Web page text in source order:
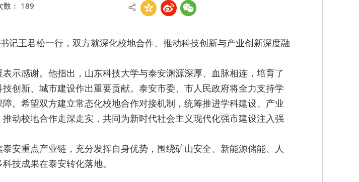
： 189
记王君松一行，双方就深化校地合作、推动科技创新与产业创新深度融
示感谢。他指出，山东科技大学与泰安渊源深厚、血脉相连，培育了
创新、城市建设作出重要贡献。泰安市委、市人民政府将全力支持学
。希望双方建立常态化校地合作对接机制，统筹推进学科建设、产业
动校地合作走深走实，共同为新时代社会主义现代化强市建设注入强
安重点产业链，充分发挥自身优势，围绕矿山安全、新能源储能、人
技成果在泰安转化落地。